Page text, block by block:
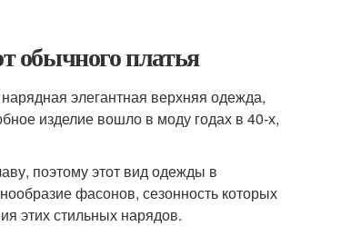
обычного платья
элегантная верхняя одежда,
изделие вошло в моду годах в 40-х,
поэтому этот вид одежды в
фасонов, сезонность которых
этих стильных нарядов.